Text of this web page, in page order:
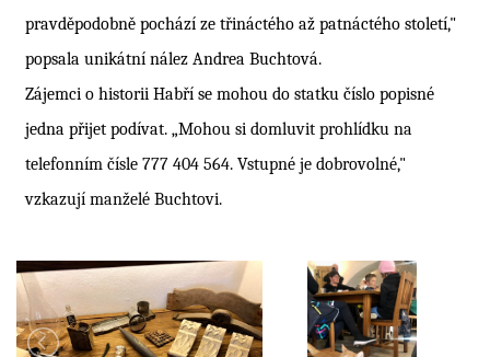
pravděpodobně pochází ze třináctého až patnáctého století,"
popsala unikátní nález Andrea Buchtová.
Zájemci o historii Habří se mohou do statku číslo popisné
jedna přijet podívat. „Mohou si domluvit prohlídku na
telefonním čísle 777 404 564. Vstupné je dobrovolné,"
vzkazují manželé Buchtovi.